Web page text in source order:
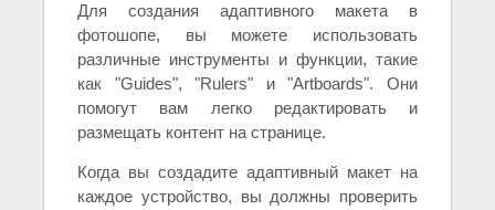
Для создания адаптивного макета в
фотошопе, вы можете использовать
различные инструменты и функции, такие
как "Guides", "Rulers" и "Artboards". Они
помогут вам легко редактировать и
размещать контент на странице.
Когда вы создадите адаптивный макет на
каждое устройство, вы должны проверить